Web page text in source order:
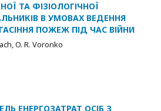
ТА ФІЗІОЛОГІЧНОЇ
В УМОВАХ ВЕДЕННЯ
ПОЖЕЖ ПІД ЧАС ВІЙНИ
O. R. Voronko
ЕНЕРГОЗАТРАТ ОСІБ З